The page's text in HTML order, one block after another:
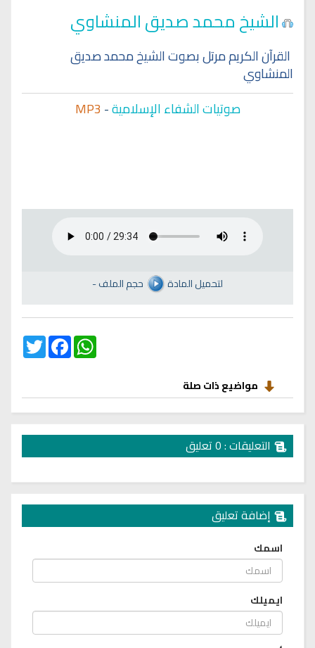
الشيخ محمد صديق المنشاوي
القرآن الكريم مرتل بصوت الشيخ محمد صديق
المنشاوي
صوتيات الشفاء الإسلامية-
MP3
- لتحميل المادة حجم الملف
Twitter
FacebookWhatsApp
مواضيع ذات صلة
التعليقات : 0 تعليق
إضافة تعليق
اسمك
ايميلك